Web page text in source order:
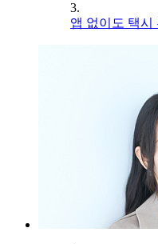
3.
앱 없이도 택시